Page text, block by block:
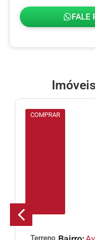
FALE